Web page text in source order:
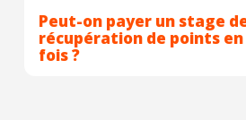
Peut-on payer un stage
récupération de points
fois ?